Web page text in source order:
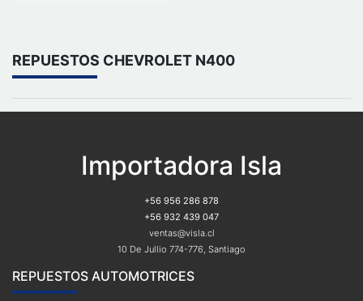
REPUESTOS CHEVROLET N400
Importadora Isla
+56 956 286 878
+56 932 439 047
ventas@visla.cl
10 De Jullio 774-776, Santiago
REPUESTOS AUTOMOTRICES